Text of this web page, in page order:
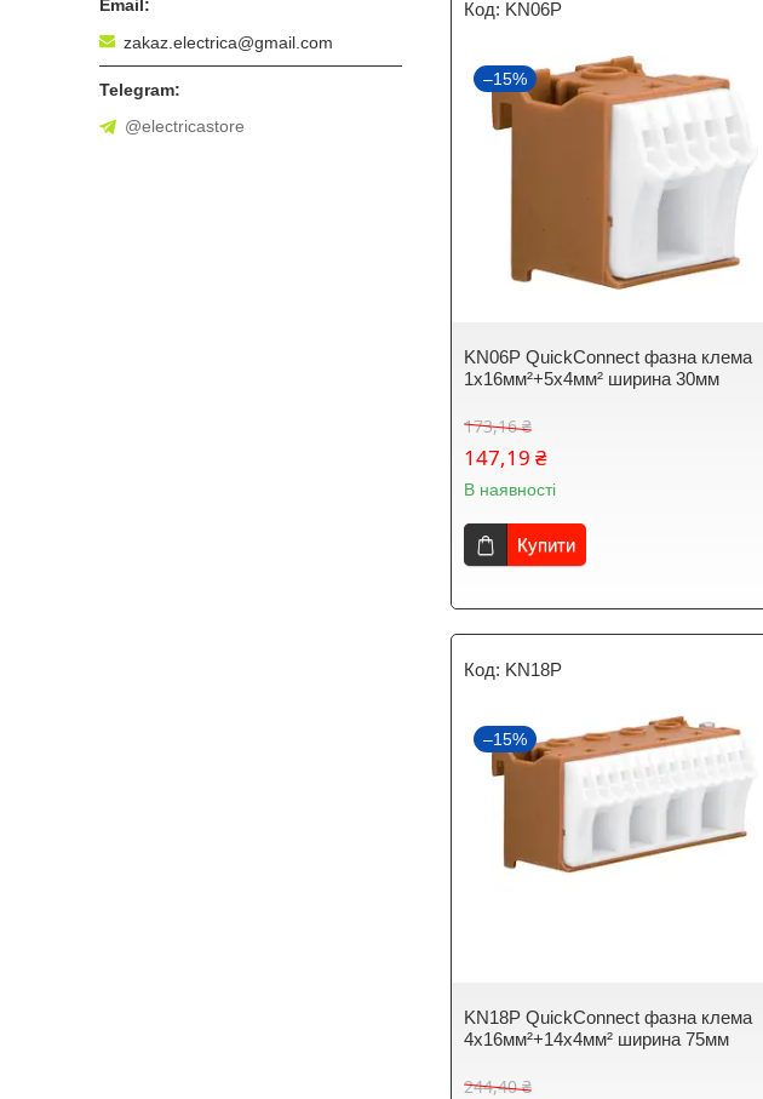
KN06P
–15%
KN06P QuickConnect фазна клема
1x16мм²+5x4мм² ширина 30мм
173,16 ₴
147,19 ₴
В наявності
Купити
KN18P
–15%
KN18P QuickConnect фазна клема
4x16мм²+14x4мм² ширина 75мм
244,40 ₴
zakaz.electrica@gmail.com
@electricastore